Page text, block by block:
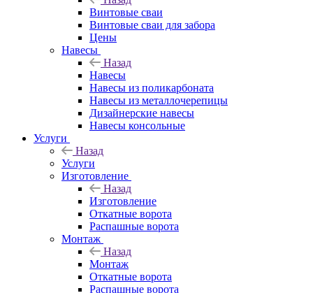
Винтовые сваи
Винтовые сваи для забора
Цены
Навесы
Назад
Навесы
Навесы из поликарбоната
Навесы из металлочерепицы
Дизайнерские навесы
Навесы консольные
Услуги
Назад
Услуги
Изготовление
Назад
Изготовление
Откатные ворота
Распашные ворота
Монтаж
Назад
Монтаж
Откатные ворота
Распашные ворота